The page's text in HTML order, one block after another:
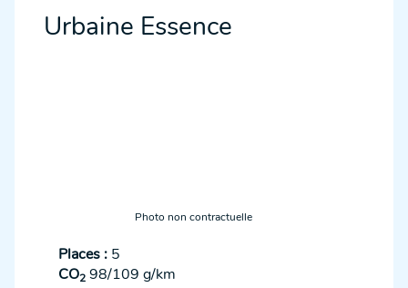
Urbaine Essence
Photo non contractuelle
Places : 5
CO2 98/109 g/km